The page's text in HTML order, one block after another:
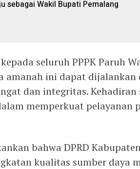
sebagai Wakil Bupati Pemalang
seluruh PPPK Paruh
amanah ini dapat dijalankan
dan integritas. Kehadiran
memperkuat pelayanan
bahwa DPRD
kualitas sumber daya